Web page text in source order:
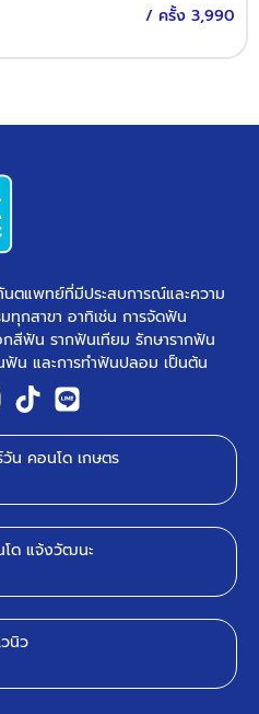
/ ครั้ง 3,990
ตแพทย์ที่มีประสบการณ์และความ
ทุกสาขา อาทิเช่น การจัดฟัน
ฟัน รากฟันเทียม รักษารากฟัน
น และการทำฟันปลอม เป็นต้น
น คอนโด เกษตร
ด แจ้งวัฒนะ
นิว